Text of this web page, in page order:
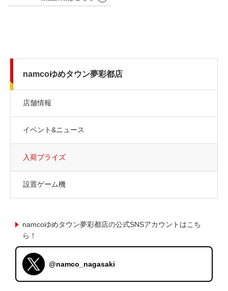
namcoゆめタウン夢彩都店
店舗情報
イベント&ニュース
入荷プライズ
設置ゲーム機
namcoゆめタウン夢彩都店の公式SNSアカウントはこち
ら！
@namco_nagasaki